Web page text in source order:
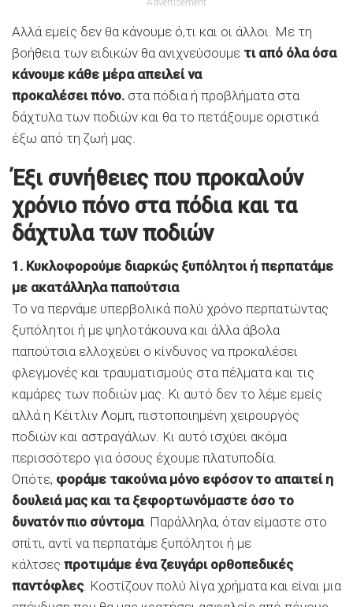
Αλλά εμείς δεν θα κάνουμε ό,τι και οι άλλοι. Με τη
βοήθεια των ειδικών θα ανιχνεύσουμε τι από όλα όσα
κάνουμε κάθε μέρα απειλεί να
προκαλέσει πόνο. στα πόδια ή προβλήματα στα
δάχτυλα των ποδιών και θα το πετάξουμε οριστικά
έξω από τη ζωή μας.
Έξι συνήθειες που προκαλούν
χρόνιο πόνο στα πόδια και τα
δάχτυλα των ποδιών
1. Κυκλοφορούμε διαρκώς ξυπόλητοι ή περπατάμε
με ακατάλληλα παπούτσια
Το να περνάμε υπερβολικά πολύ χρόνο περπατώντας
ξυπόλητοι ή με ψηλοτάκουνα και άλλα άβολα
παπούτσια ελλοχεύει ο κίνδυνος να προκαλέσει
φλεγμονές και τραυματισμούς στα πέλματα και τις
καμάρες των ποδιών μας. Κι αυτό δεν το λέμε εμείς
αλλά η Κέιτλιν Λομπ, πιστοποιημένη χειρουργός
ποδιών και αστραγάλων. Κι αυτό ισχύει ακόμα
περισσότερο για όσους έχουμε πλατυποδία.
Οπότε, φοράμε τακούνια μόνο εφόσον το απαιτεί η
δουλειά μας και τα ξεφορτωνόμαστε όσο το
δυνατόν πιο σύντομα. Παράλληλα, όταν είμαστε στο
σπίτι, αντί να περπατάμε ξυπόλητοι ή με
κάλτσες προτιμάμε ένα ζευγάρι ορθοπεδικές
παντόφλες. Κοστίζουν πολύ λίγα χρήματα και είναι μια